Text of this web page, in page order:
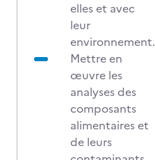
elles et avec
leur
environnement.
Mettre en
œuvre les
analyses des
composants
alimentaires et
de leurs